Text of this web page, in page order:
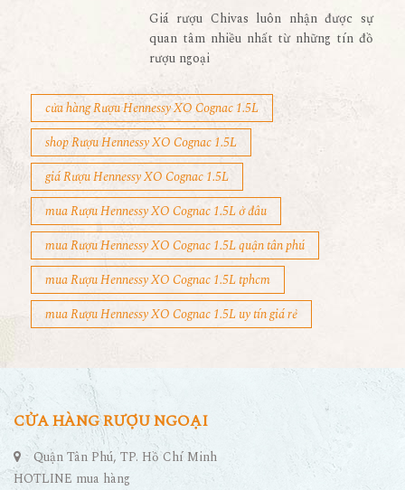
Giá rượu Chivas luôn nhận được sự
quan tâm nhiều nhất từ những tín đồ
rượu ngoại
cửa hàng Rượu Hennessy XO Cognac 1.5L
shop Rượu Hennessy XO Cognac 1.5L
giá Rượu Hennessy XO Cognac 1.5L
mua Rượu Hennessy XO Cognac 1.5L ở đâu
mua Rượu Hennessy XO Cognac 1.5L quận tân phú
mua Rượu Hennessy XO Cognac 1.5L tphcm
mua Rượu Hennessy XO Cognac 1.5L uy tín giá rẻ
CỬA HÀNG RƯỢU NGOẠI
Quận Tân Phú, TP. Hồ Chí Minh
HOTLINE mua hàng